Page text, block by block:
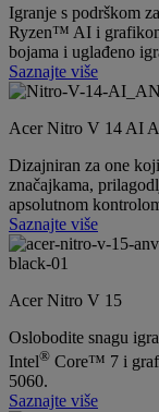
Igranje s podrškom
Ryzen™ AI i
bojama i uglađeno
Saznajte više
Acer Nitro V 14 AI
Dizajniran za one
značajkama,
apsolutnom
Saznajte više
Acer Nitro V 15
Oslobodite snagu
Intel® Core™ 7 i
5060.
Saznajte više